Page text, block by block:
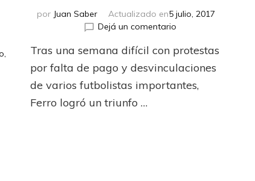
por Juan Saber Actualizado en5 julio, 2017
Dejá un comentario
desde
el
Tras una semana difícil con protestas
por falta de pago y desvinculaciones
de varios futbolistas importantes,
Ferro logró un triunfo …